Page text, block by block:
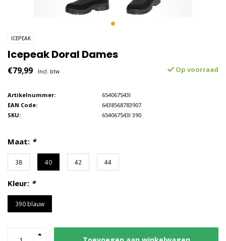
ICEPEAK
Icepeak Doral Dames
€79,99 Incl. btw Op voorraad
Artikelnummer:
654067543I
EAN Code:
6438568783907
SKU:
654067543I 390
Maat: *
38 40 42 44
Kleur: *
390 blauw